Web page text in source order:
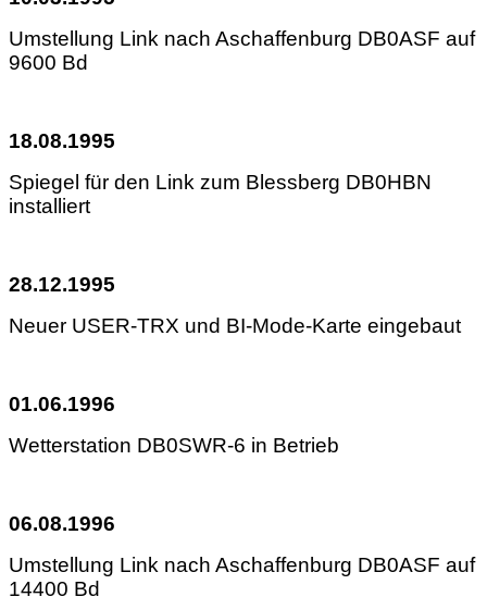
Umstellung Link nach Aschaffenburg DB0ASF auf
9600 Bd
18.08.1995
Spiegel für den Link zum Blessberg DB0HBN
installiert
28.12.1995
Neuer USER-TRX und BI-Mode-Karte eingebaut
01.06.1996
Wetterstation DB0SWR-6 in Betrieb
06.08.1996
Umstellung Link nach Aschaffenburg DB0ASF auf
14400 Bd